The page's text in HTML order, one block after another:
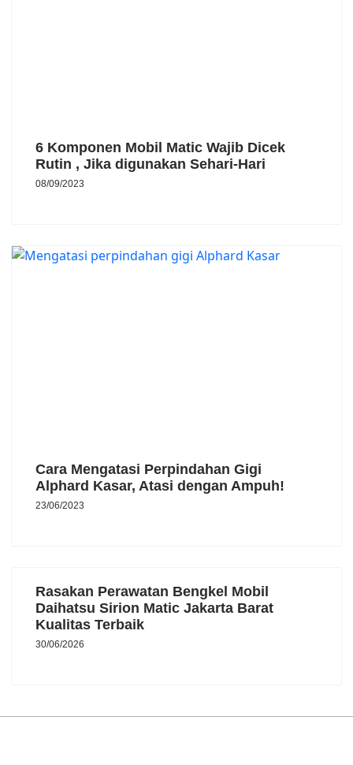
6 Komponen Mobil Matic Wajib Dicek
Rutin , Jika digunakan Sehari-Hari
08/09/2023
Cara Mengatasi Perpindahan Gigi
Alphard Kasar, Atasi dengan Ampuh!
23/06/2023
Rasakan Perawatan Bengkel Mobil
Daihatsu Sirion Matic Jakarta Barat
Kualitas Terbaik
30/06/2026